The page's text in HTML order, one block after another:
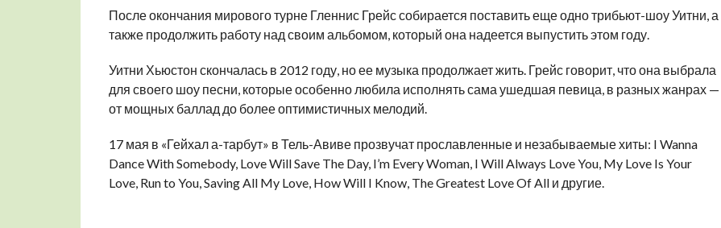
После окончания мирового турне Гленнис Грейс собирается поставить еще одно трибьют-шоу Уитни, а
также продолжить работу над своим альбомом, который она надеется выпустить этом году.
Уитни Хьюстон скончалась в 2012 году, но ее музыка продолжает жить. Грейс говорит, что она выбрала
для своего шоу песни, которые особенно любила исполнять сама ушедшая певица, в разных жанрах —
от мощных баллад до более оптимистичных мелодий.
17 мая в «Гейхал а-тарбут» в Тель-Авиве прозвучат прославленные и незабываемые хиты: I Wanna
Dance With Somebody, Love Will Save The Day, I’m Every Woman, I Will Always Love You, My Love Is Your
Love, Run to You, Saving All My Love, How Will I Know, The Greatest Love Of All и другие.